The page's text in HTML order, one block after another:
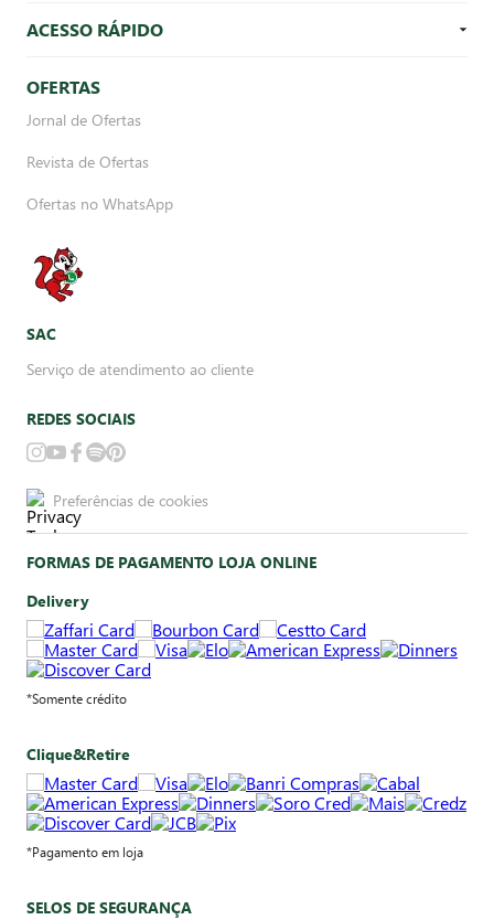
ACESSO RÁPIDO
OFERTAS
Jornal de Ofertas
Revista de Ofertas
Ofertas no WhatsApp
SAC
Serviço de atendimento ao cliente
REDES SOCIAIS
Preferências de cookies
FORMAS DE PAGAMENTO LOJA ONLINE
Delivery
*Somente crédito
Clique&Retire
*Pagamento em loja
SELOS DE SEGURANÇA